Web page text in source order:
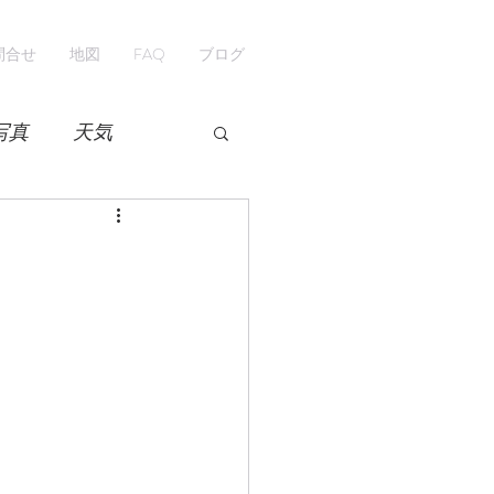
合せ 地図 FAQ ブログ
真 天気
紅葉